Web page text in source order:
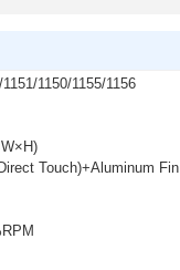
1150/1155/1156
Touch)+Aluminum Fin